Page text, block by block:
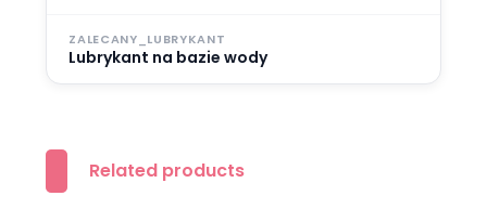
ZALECANY_LUBRYKANT
Lubrykant na bazie wody
Related products